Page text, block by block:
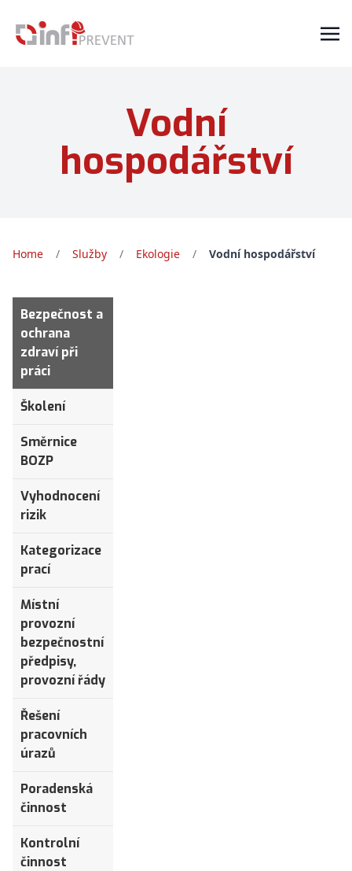
Vodní
hospodářství
Home / Služby / Ekologie / Vodní hospodářství
Bezpečnost a
ochrana
zdraví při
práci
Školení
Směrnice
BOZP
Vyhodnocení
rizik
Kategorizace
prací
Místní
provozní
bezpečnostní
předpisy,
provozní řády
Řešení
pracovních
úrazů
Poradenská
činnost
Kontrolní
činnost